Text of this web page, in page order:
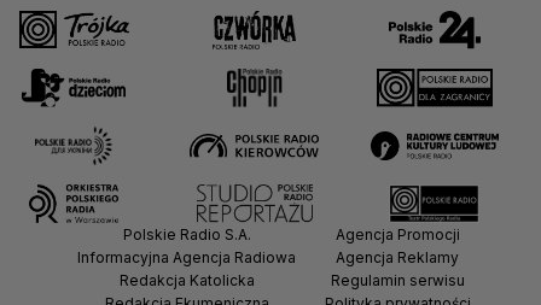
Polskie Radio S.A.
Informacyjna Agencja Radiowa
Redakcja Katolicka
Agencja Promocji
Agencja Reklamy
Regulamin serwisu